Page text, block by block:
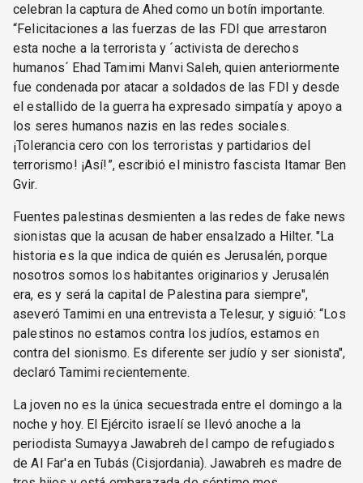
celebran la captura de Ahed como un botín importante.
“Felicitaciones a las fuerzas de las FDI que arrestaron
esta noche a la terrorista y ´activista de derechos
humanos´ Ehad Tamimi Manvi Saleh, quien anteriormente
fue condenada por atacar a soldados de las FDI y desde
el estallido de la guerra ha expresado simpatía y apoyo a
los seres humanos nazis en las redes sociales.
¡Tolerancia cero con los terroristas y partidarios del
terrorismo! ¡Así!”, escribió el ministro fascista Itamar Ben
Gvir.
Fuentes palestinas desmienten a las redes de fake news
sionistas que la acusan de haber ensalzado a Hilter. "La
historia es la que indica de quién es Jerusalén, porque
nosotros somos los habitantes originarios y Jerusalén
era, es y será la capital de Palestina para siempre",
aseveró Tamimi en una entrevista a Telesur, y siguió: “Los
palestinos no estamos contra los judíos, estamos en
contra del sionismo. Es diferente ser judío y ser sionista",
declaró Tamimi recientemente.
La joven no es la única secuestrada entre el domingo a la
noche y hoy. El Ejército israelí se llevó anoche a la
periodista Sumayya Jawabreh del campo de refugiados
de Al Far'a en Tubás (Cisjordania). Jawabreh es madre de